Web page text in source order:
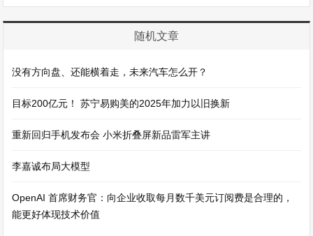
随机文章
没有方向盘、还能横着走，未来汽车怎么开？
目标200亿元！ 苏宁易购美的2025年加力以旧换新
重新回归手机发布会 小米折叠屏新品雷军主讲
李嘉诚布局大模型
OpenAI 首席财务官：向企业收取每月数千美元订阅费是合理的，
能更好体现技术价值